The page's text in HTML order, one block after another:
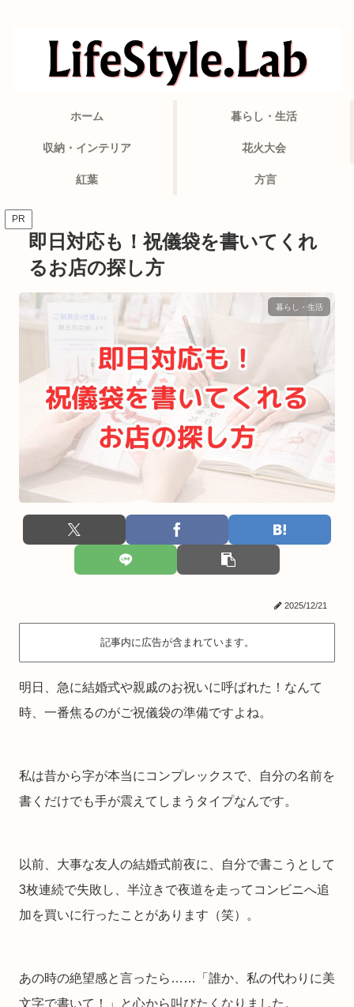
ホーム 暮らし・生活
収納・インテリア 花火大会
紅葉 方言
PR
即日対応も！祝儀袋を書いてくれ
るお店の探し方
暮らし・生活
2025/12/21
記事内に広告が含まれています。
明日、急に結婚式や親戚のお祝いに呼ばれた！なんて
時、一番焦るのがご祝儀袋の準備ですよね。
私は昔から字が本当にコンプレックスで、自分の名前を
書くだけでも手が震えてしまうタイプなんです。
以前、大事な友人の結婚式前夜に、自分で書こうとして
3枚連続で失敗し、半泣きで夜道を走ってコンビニへ追
加を買いに行ったことがあります（笑）。
あの時の絶望感と言ったら……「誰か、私の代わりに美
文字で書いて！」と心から叫びたくなりました。